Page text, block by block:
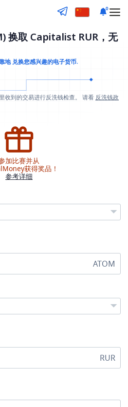
0
换取 Capitalist RUR，无
地 兑换您感兴趣的电子货币.
收到的交易进行反洗钱检查。 请看 反洗钱政
加比赛并从
获得奖品！
参考详细
ATOM
RUR